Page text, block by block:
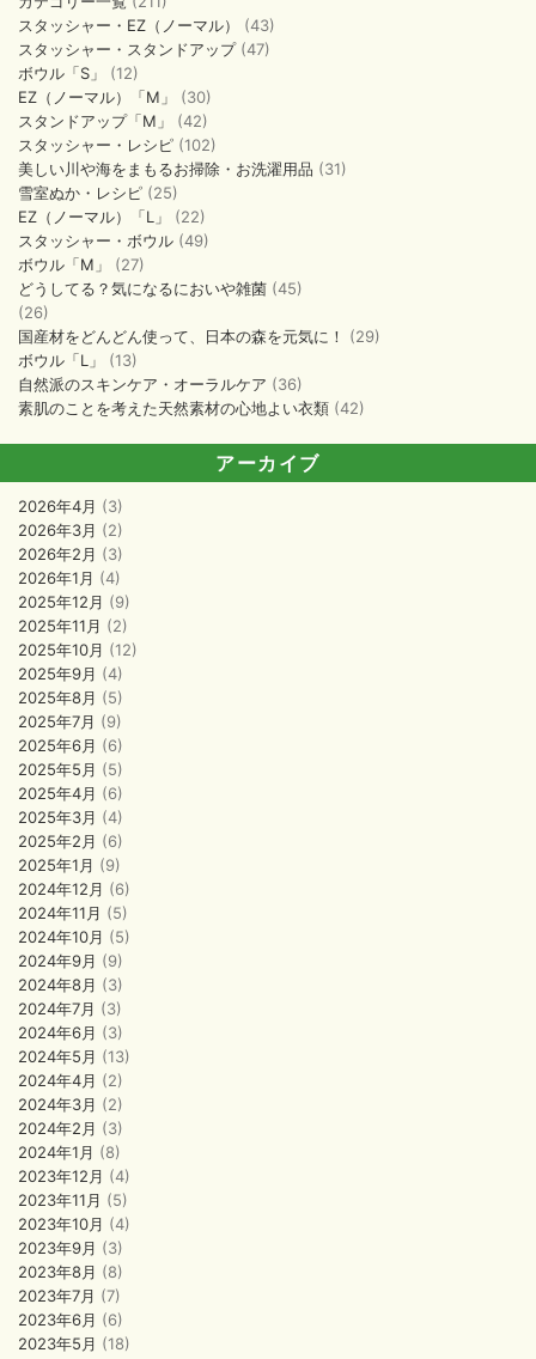
スタッシャー・EZ（ノーマル）
(43)
スタッシャー・スタンドアップ(47)
ボウル「S」
(12)
EZ（ノーマル）「M」
(30)
スタンドアップ「M」
(42)
スタッシャー・レシピ (102)
美しい川や海をまもるお掃除・お洗濯用品 (31)
雪室ぬか・レシピ (25)
EZ（ノーマル）「L」
(22)
スタッシャー・ボウル (49)
ボウル「M」
(27)
どうしてる？気になるにおいや雑菌 (45)
(26)
国産材をどんどん使って、日本の森を元気に！
(29)
ボウル「L」
(13)
自然派のスキンケア・オーラルケア (36)
素肌のことを考えた天然素材の心地よい衣類 (42)
アーカイブ
2026年4月 (3)
2026年3月 (2)
2026年2月 (3)
2026年1月 (4)
2025年12月 (9)
2025年11月 (2)
2025年10月 (12)
2025年9月 (4)
2025年8月 (5)
2025年7月 (9)
2025年6月 (6)
2025年5月 (5)
2025年4月 (6)
2025年3月 (4)
2025年2月 (6)
2025年1月 (9)
2024年12月 (6)
2024年11月 (5)
2024年10月 (5)
2024年9月 (9)
2024年8月 (3)
2024年7月 (3)
2024年6月 (3)
2024年5月 (13)
2024年4月 (2)
2024年3月 (2)
2024年2月 (3)
2024年1月 (8)
2023年12月 (4)
2023年11月 (5)
2023年10月 (4)
2023年9月 (3)
2023年8月 (8)
2023年7月 (7)
2023年6月 (6)
2023年5月 (18)